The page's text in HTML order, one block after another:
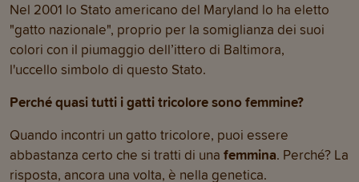
Nel 2001 lo Stato americano del Maryland lo ha eletto
"gatto nazionale", proprio per la somiglianza dei suoi
colori con il piumaggio dell’ittero di Baltimora,
l'uccello simbolo di questo Stato.
Perché quasi tutti i gatti tricolore sono femmine?
Quando incontri un gatto tricolore, puoi essere
abbastanza certo che si tratti di una femmina. Perché? La
risposta, ancora una volta, è nella genetica.